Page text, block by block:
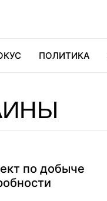
ПОЛИТИКА
по добыче